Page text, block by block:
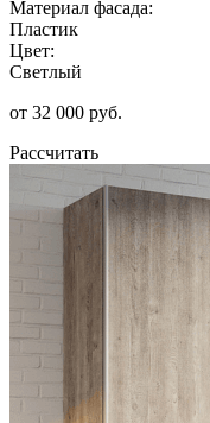
Материал фасада:
Пластик
Цвет:
Светлый
от 32 000 руб.
Рассчитать